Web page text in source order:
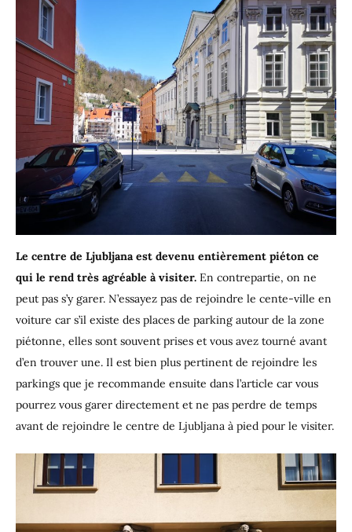
Le centre de Ljubljana est devenu entièrement piéton ce
qui le rend très agréable à visiter. En contrepartie, on ne
peut pas s’y garer. N’essayez pas de rejoindre le cente-ville en
voiture car s’il existe des places de parking autour de la zone
piétonne, elles sont souvent prises et vous avez tourné avant
d’en trouver une. Il est bien plus pertinent de rejoindre les
parkings que je recommande ensuite dans l’article car vous
pourrez vous garer directement et ne pas perdre de temps
avant de rejoindre le centre de Ljubljana à pied pour le visiter.